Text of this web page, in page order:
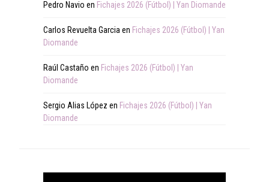
Pedro Navio en Fichajes 2026 (Fútbol) | Yan Diomande
Carlos Revuelta Garcia en Fichajes 2026 (Fútbol) | Yan
Diomande
Raúl Castaño en Fichajes 2026 (Fútbol) | Yan
Diomande
Sergio Alias López en Fichajes 2026 (Fútbol) | Yan
Diomande